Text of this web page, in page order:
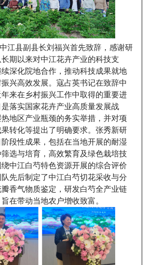
县副县长刘福兴首先致辞，感谢研
期以来对中江花卉产业的科技支
深化院地合作，推动科技成果就地
兴高效发展。寇占英书记在致辞中
来在乡村振兴工作中取得的重要进
落实国家花卉产业高质量发展战
地区产业瓶颈的务实举措，并对项
转化等提出了明确要求。张秀新研
段性成果，包括在当地开展的耐湿
选与培育，高效繁育及绿色栽培技
中江白芍特色资源开展的综合评价
先后制定了中江白芍切花采收与分
香气物质鉴定，研发白芍全产业链
在带动当地农户增收致富。